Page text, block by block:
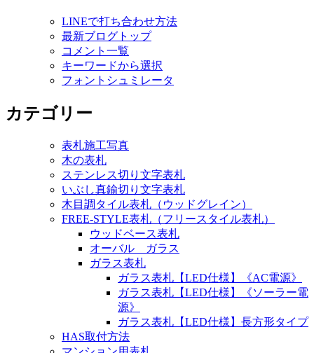
LINEで打ち合わせ方法
最新ブログトップ
コメント一覧
キーワードから選択
フォントシュミレータ
カテゴリー
表札施工写真
木の表札
ステンレス切り文字表札
いぶし真鍮切り文字表札
木目調タイル表札（ウッドグレイン）
FREE-STYLE表札（フリースタイル表札）
ウッドベース表札
オーバル ガラス
ガラス表札
ガラス表札【LED仕様】《AC電源》
ガラス表札【LED仕様】《ソーラー電
源》
ガラス表札【LED仕様】長方形タイプ
HAS取付方法